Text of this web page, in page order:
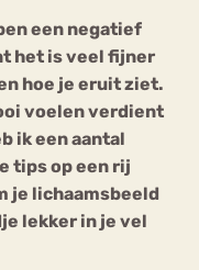
een negatief
het is veel fijner
hoe je eruit ziet.
voelen verdient
ik een aantal
tips op een rij
je lichaamsbeeld
lekker in je vel
Nervosa
Trauma
Angst